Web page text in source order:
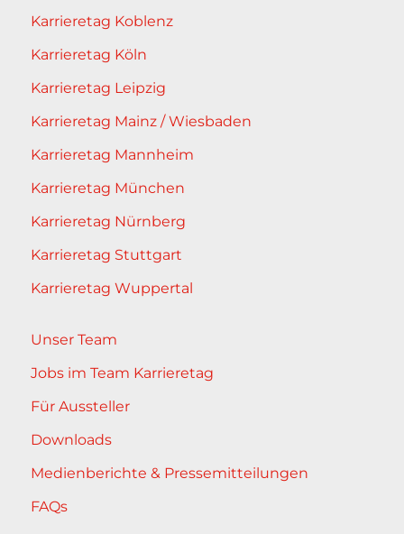
Karrieretag Koblenz
Karrieretag Köln
Karrieretag Leipzig
Karrieretag Mainz / Wiesbaden
Karrieretag Mannheim
Karrieretag München
Karrieretag Nürnberg
Karrieretag Stuttgart
Karrieretag Wuppertal
Unser Team
Jobs im Team Karrieretag
Für Aussteller
Downloads
Medienberichte & Pressemitteilungen
FAQs